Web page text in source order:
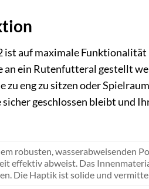
ist auf maximale
ein Rutenfutteral gestellt
eng zu sitzen oder
geschlossen bleibt und
robusten, wasserabweisenden
effektiv abweist. Das
Die Haptik ist solide und